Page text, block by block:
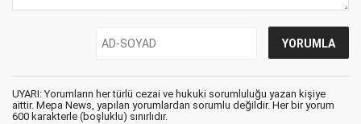
UYARI: Yorumların her türlü cezai ve hukuki sorumluluğu yazan kişiye
aittir. Mepa News, yapılan yorumlardan sorumlu değildir. Her bir yorum
600 karakterle (boşluklu) sınırlıdır.